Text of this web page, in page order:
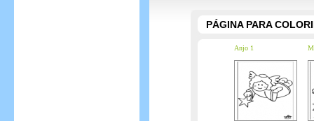
PÁGINA PARA
Anjo 1